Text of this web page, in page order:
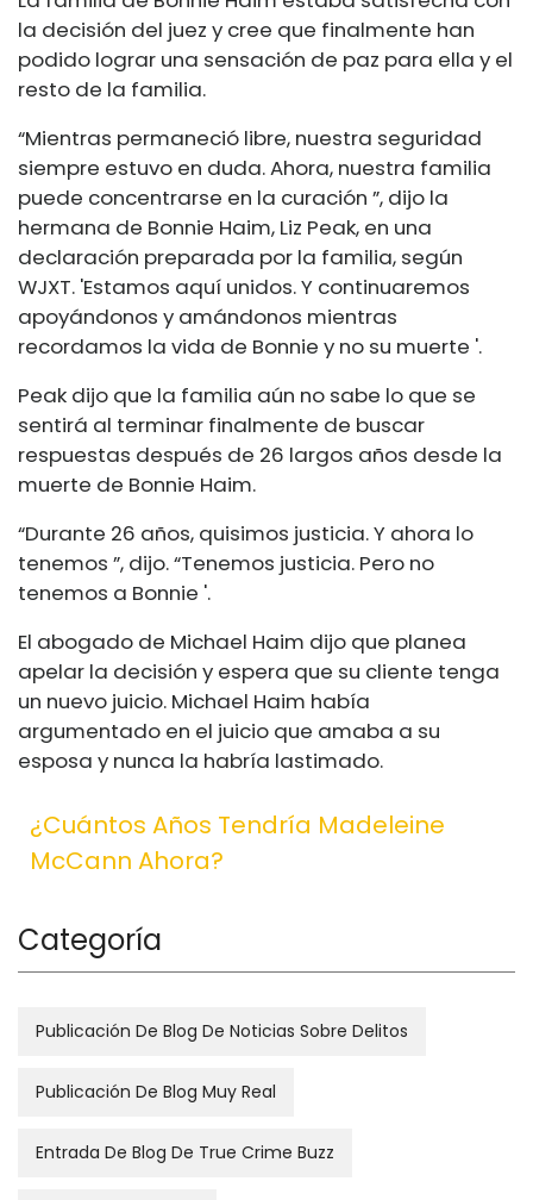
la decisión del juez y cree que finalmente han
podido lograr una sensación de paz para ella y el
resto de la familia.
“Mientras permaneció libre, nuestra seguridad
siempre estuvo en duda. Ahora, nuestra familia
puede concentrarse en la curación ”, dijo la
hermana de Bonnie Haim, Liz Peak, en una
declaración preparada por la familia, según
WJXT. 'Estamos aquí unidos. Y continuaremos
apoyándonos y amándonos mientras
recordamos la vida de Bonnie y no su muerte '.
Peak dijo que la familia aún no sabe lo que se
sentirá al terminar finalmente de buscar
respuestas después de 26 largos años desde la
muerte de Bonnie Haim.
“Durante 26 años, quisimos justicia. Y ahora lo
tenemos ”, dijo. “Tenemos justicia. Pero no
tenemos a Bonnie '.
El abogado de Michael Haim dijo que planea
apelar la decisión y espera que su cliente tenga
un nuevo juicio. Michael Haim había
argumentado en el juicio que amaba a su
esposa y nunca la habría lastimado.
¿Cuántos Años Tendría Madeleine
McCann Ahora?
Categoría
Publicación De Blog De Noticias Sobre Delitos
Publicación De Blog Muy Real
Entrada De Blog De True Crime Buzz